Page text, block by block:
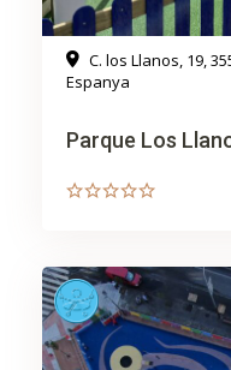
C. los Llanos, 19,
Espanya
Parque Los